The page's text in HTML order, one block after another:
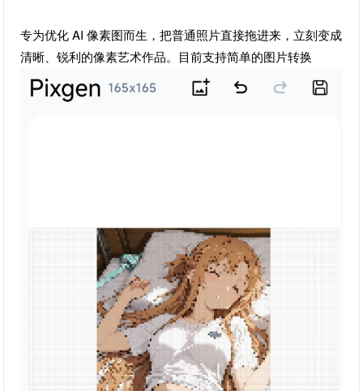
专为优化 AI 像素图而生，把普通照片直接拖进来，立刻变成
清晰、锐利的像素艺术作品。目前支持简单的图片转换